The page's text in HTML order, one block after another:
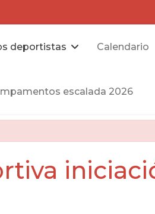
deportistas Calendario
escalada 2026